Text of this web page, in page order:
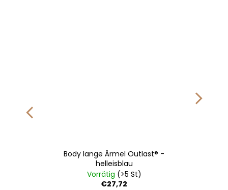
Body lange Ärmel Outlast® -
helleisblau
Vorrätig (>5 St)
€27,72